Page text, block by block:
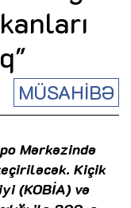
MÜSAHİBƏ
Mərkəzində
Kiçik
(KOBİA) və